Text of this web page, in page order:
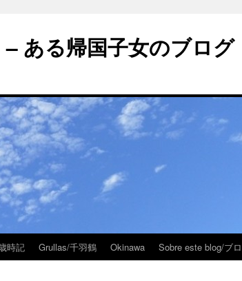
ある帰国子女のブログ
時記 Grullas/千羽鶴 Okinawa Sobre este blog/ブ